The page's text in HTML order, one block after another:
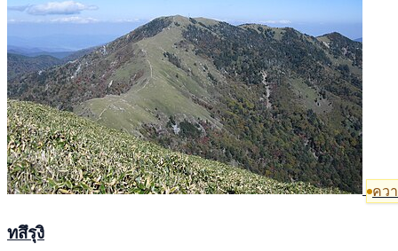
คว
ทสึรุงิ